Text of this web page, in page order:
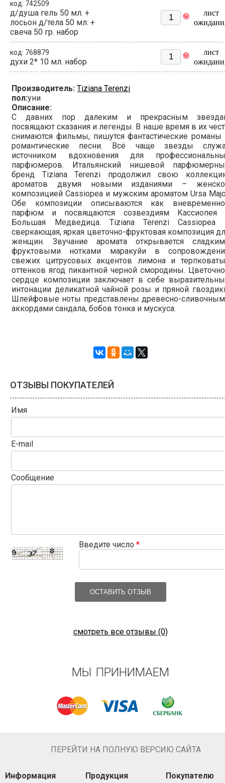
код: 742509
д/душа гель 50 мл. +
лосьон д/тела 50 мл. +
свеча 50 гр. набор
лист
код: 768879
духи 2* 10 мл. набор
лист
Производитель: Tiziana Terenzi
пол:уни
Описание:
С давних пор далеким и прекрасным
посвящают сказания и легенды. В наше время в их
снимаются фильмы, пишутся фантастические романы
романтические песни. Всё чаще звезды
источником вдохновения для
парфюмеров. Итальянский нишевой
бренд Tiziana Terenzi продолжил свою
ароматов двумя новыми изданиями –
композицией Cassiopea и мужским ароматом Ursa
Обе композиции описываются как
парфюм и посвящаются созвездиям Кассиопея
Большая Медведица. Tiziana Terenzi Cassiopea
сверкающая, яркая цветочно-фруктовая композиция
женщин. Звучание аромата открывается
фруктовыми нотками маракуйи в
свежих цитрусовых акцентов лимона и
оттенков ягод пикантной черной смородины.
сердце композиции заключает в себе
интонации деликатной чайной розы и пряной
Шлейфовые ноты представлены древесно-
аккордами сандала, бобов тонка и мускуса.
ОТЗЫВЫ ПОКУПАТЕЛЕЙ
Имя
E-mail
Сообщение
Введите число *
ОСТАВИТЬ ОТЗЫВ
смотреть все отзывы (0)
МЫ ПРИНИМАЕМ
ПЕРЕЙТИ НА ПОЛНУЮ ВЕРСИЮ САЙТА
Информация Продукция Покупателю